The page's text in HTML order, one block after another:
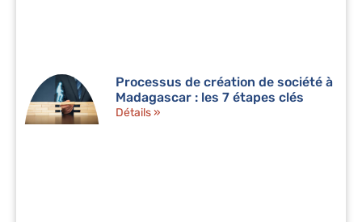
Processus de création de société à
Madagascar : les 7 étapes clés
Détails »